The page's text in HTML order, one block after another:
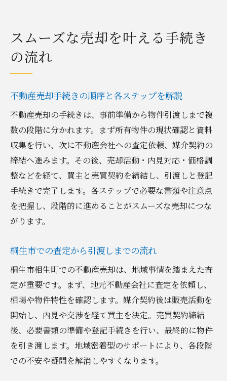
スムーズな売却を叶える手続き
の流れ
不動産売却手続きの順序と各ステップを解説
不動産売却の手続きは、事前準備から物件引渡しまで複
数の段階に分かれます。まず所有物件の現状確認と資料
収集を行い、次に不動産会社への査定依頼、媒介契約の
締結へ進みます。その後、売却活動・内見対応・価格調
整などを経て、買主と売買契約を締結し、引渡しと登記
手続きで完了します。各ステップで必要な書類や注意点
を把握し、段階的に進めることがスムーズな売却につな
がります。
桐生市での査定から引渡しまでの流れ
桐生市相生町での不動産売却は、地域事情を踏まえた査
定が重要です。まず、地元不動産会社に査定を依頼し、
相場や物件特性を確認します。媒介契約後は販売活動を
開始し、内見や交渉を経て買主を決定。売買契約締結
後、必要書類の準備や登記手続きを行い、最終的に物件
を引き渡します。地域密着型のサポートにより、各段階
での不安や疑問を解消しやすくなります。